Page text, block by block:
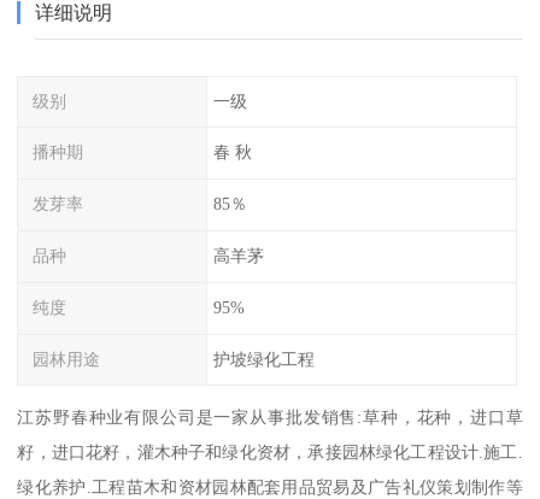
详细说明
级别 一级
播种期 春 秋
发芽率 85％
品种 高羊茅
纯度 95%
园林用途 护坡绿化工程
江苏野春种业有限公司是一家从事批发销售:草种，花种，进口草
籽，进口花籽，灌木种子和绿化资材，承接园林绿化工程设计.施工.
绿化养护.工程苗木和资材园林配套用品贸易及广告礼仪策划制作等